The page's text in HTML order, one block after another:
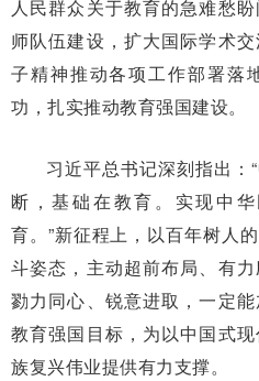
人民群众关于教育的急难愁
师队伍建设，扩大国际学术
子精神推动各项工作部署落
功，扎实推动教育强国建设。
习近平总书记深刻指出：
断，基础在教育。实现中
育。”新征程上，以百年树人
斗姿态，主动超前布局、有
勠力同心、锐意进取，一定
教育强国目标，为以中国式
族复兴伟业提供有力支撑。